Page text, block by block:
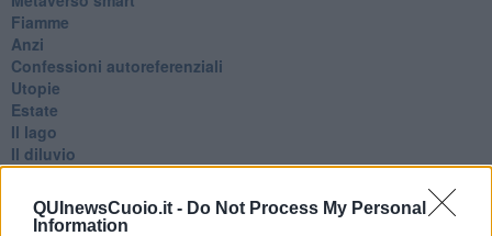
QUInewsCuoio.it - Do Not Process My Personal
Information
Fiamme
Anzi
Confessioni autoreferenziali
Utopie
Estate
Il lago
Il diluvio
La classe
Pensieri incoerenti
Dal balcone